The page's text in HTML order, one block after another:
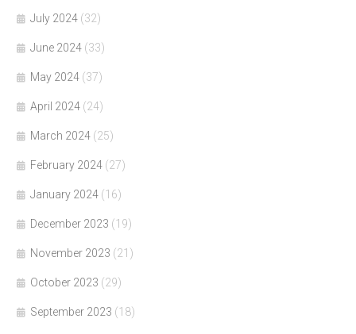
July 2024 (32)
June 2024 (33)
May 2024 (37)
April 2024 (24)
March 2024 (25)
February 2024 (27)
January 2024 (16)
December 2023 (19)
November 2023 (21)
October 2023 (29)
September 2023 (18)